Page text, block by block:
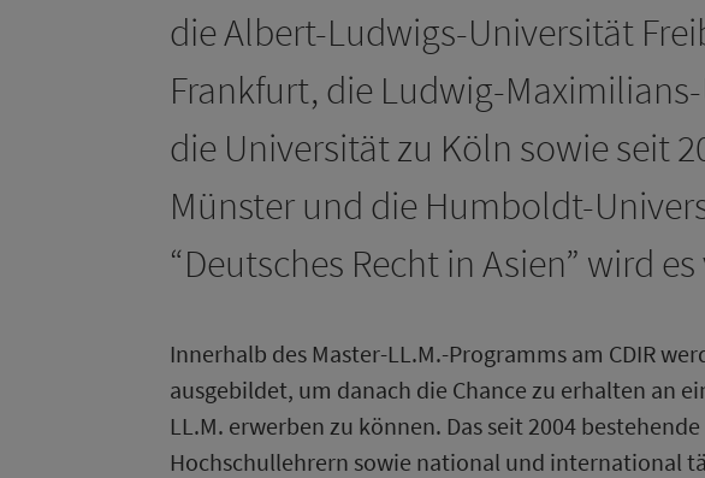
die Albert-Ludwigs-Universität
Frankfurt, die Ludwig-
die Universität zu Köln sowie seit
Münster und die Humboldt-
“Deutsches Recht in Asien” wird
Innerhalb des Master-LL.M.-Programms am CDIR
ausgebildet, um danach die Chance zu erhalten an
LL.M. erwerben zu können. Das seit 2004
Hochschullehrern sowie national und international